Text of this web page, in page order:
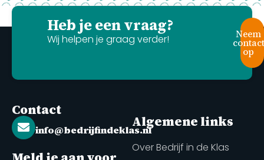
Heb je een vraag?
Wij helpen je graag verder! Neem
contact
op
Contact
info@bedrijfindeklas.nlAlgemene links
Over Bedrijf in de Klas